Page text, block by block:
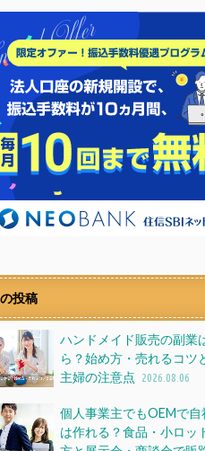
投稿
ハンドメイド販売の副業
ら？始め方・売れるコツ
主婦の注意点
2026.08.06
個人事業主でもOEMで自
は作れる？食品・小ロッ